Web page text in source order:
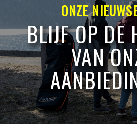
ONZE
BLIJF OP DE
VAN